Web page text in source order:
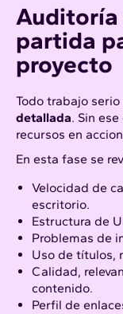
Auditoría
partida
proyecto
Todo trabajo serio
detallada. Sin
recursos en
En esta fase se
Velocidad de
escritorio.
Estructura de
Problemas de
Uso de títulos,
Calidad,
contenido.
Perfil de